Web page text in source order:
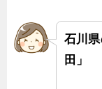
たら、金沢
名なんだよ
石川
田」